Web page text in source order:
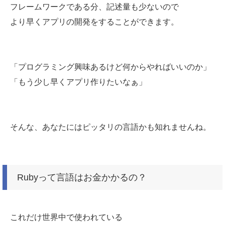
フレームワークである分、記述量も少ないので
より早くアプリの開発をすることができます。
「プログラミング興味あるけど何からやればいいのか」
「もう少し早くアプリ作りたいなぁ」
そんな、あなたにはピッタリの言語かも知れませんね。
Rubyって言語はお金かかるの？
これだけ世界中で使われている